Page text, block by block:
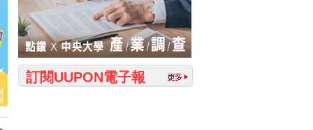
訂閱UUPON電子報